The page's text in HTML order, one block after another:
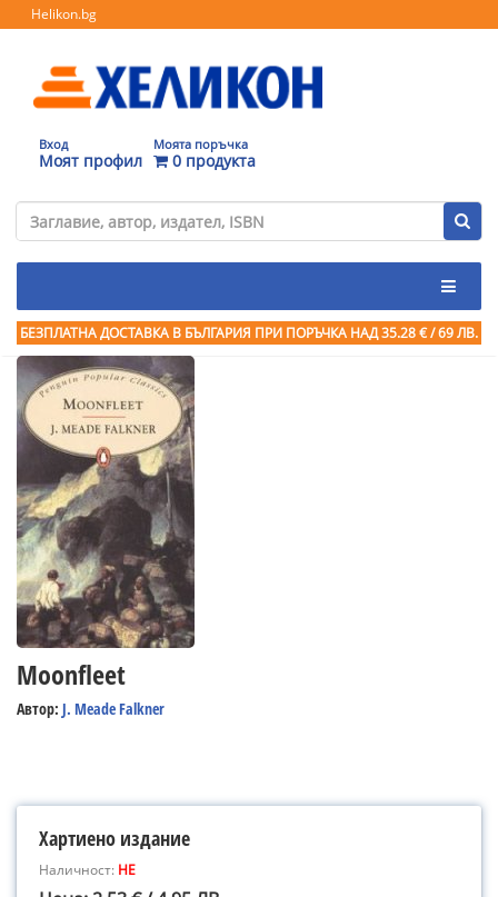
Helikon.bg
Вход
Моят профил
Моята поръчка
0 продукта
БЕЗПЛАТНА ДОСТАВКА В БЪЛГАРИЯ ПРИ ПОРЪЧКА НАД 35.28 € / 69 ЛВ.
Moonfleet
Автор: J. Meade Falkner
Хартиено издание
Наличност: НЕ